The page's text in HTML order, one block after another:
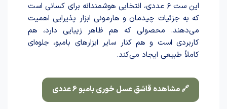
این ست ۶ عددی، انتخابی هوشمندانه برای کسانی است
که به جزئیات چیدمان و هارمونی ابزار پذیرایی اهمیت
می‌دهند. محصولی که هم ظاهر زیبایی دارد، هم
کاربردی است و هم کنار سایر ابزارهای بامبو، جلوه‌ای
کاملاً طبیعی ایجاد می‌کند.
🔗 مشاهده قاشق عسل خوری بامبو 6 عددی